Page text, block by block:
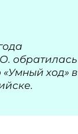
обратилась
ход» в